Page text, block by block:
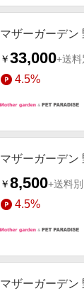
マザーガーデン
￥33,000+送料
4.5%
マザーガーデン
￥8,500+送料別
4.5%
マザーガーデン